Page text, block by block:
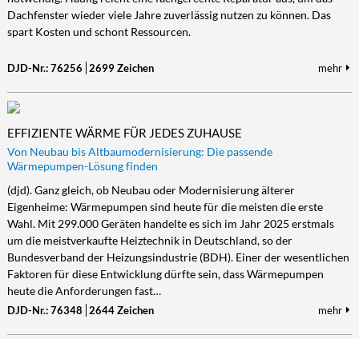
Dachfenster wieder viele Jahre zuverlässig nutzen zu können. Das
spart Kosten und schont Ressourcen.
DJD-Nr.: 76256 2699 Zeichen mehr
EFFIZIENTE WÄRME FÜR JEDES ZUHAUSE
Von Neubau bis Altbaumodernisierung: Die passende
Wärmepumpen-Lösung finden
(djd). Ganz gleich, ob Neubau oder Modernisierung älterer
Eigenheime: Wärmepumpen sind heute für die meisten die erste
Wahl. Mit 299.000 Geräten handelte es sich im Jahr 2025 erstmals
um die meistverkaufte Heiztechnik in Deutschland, so der
Bundesverband der Heizungsindustrie (BDH). Einer der wesentlichen
Faktoren für diese Entwicklung dürfte sein, dass Wärmepumpen
heute die Anforderungen fast…
DJD-Nr.: 76348 2644 Zeichen mehr